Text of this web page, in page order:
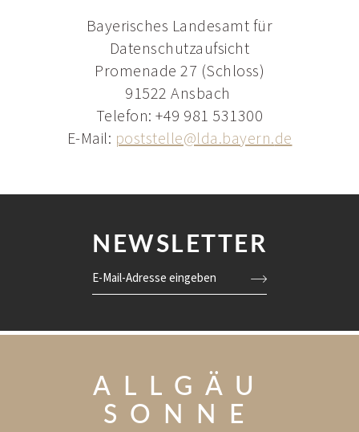
Bayerisches Landesamt für
Datenschutzaufsicht
Promenade 27 (Schloss)
91522 Ansbach
Telefon: +49 981 531300
E-Mail: poststelle@lda.bayern.de
NEWSLETTER
E-Mail-Adresse eingeben
ALLGÄU
SONNE